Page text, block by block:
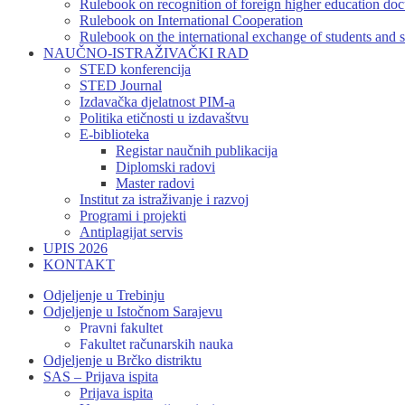
Rulebook on recognition of foreign higher education
Rulebook on International Cooperation
Rulebook on the international exchange of students and
NAUČNO-ISTRAŽIVAČKI RAD
STED konferencija
STED Journal
Izdavačka djelatnost PIM-a
Politika etičnosti u izdavaštvu
E-biblioteka
Registar naučnih publikacija
Diplomski radovi
Master radovi
Institut za istraživanje i razvoj
Programi i projekti
Antiplagijat servis
UPIS 2026
KONTAKT
Odjeljenje u Trebinju
Odjeljenje u Istočnom Sarajevu
Pravni fakultet
Fakultet računarskih nauka
Odjeljenje u Brčko distriktu
SAS – Prijava ispita
Prijava ispita